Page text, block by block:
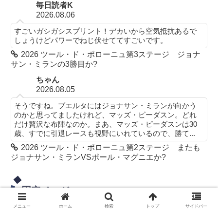
毎日読者K
2026.08.06
すごいガシガシスプリント！デカいから空気抵抗あるで
しょうけどパワーでねじ伏せててすごいです。
2026 ツール・ド・ポローニュ第3ステージ ジョナ
サン・ミランの3勝目か?
ちゃん
2026.08.05
そうですね。ブエルタにはジョナサン・ミランが向かう
のかと思ってましたけれど、マッズ・ピーダスン。どれ
だけ贅沢な布陣なのか。まあ、マッズ・ピーダスンは30
歳、すでに引退レースも視野にいれているので、勝て...
2026 ツール・ド・ポローニュ第2ステージ またも
ジョナサン・ミランVSポール・マグニエか?
固定ページ
メニュー ホーム 検索 トップ サイドバー